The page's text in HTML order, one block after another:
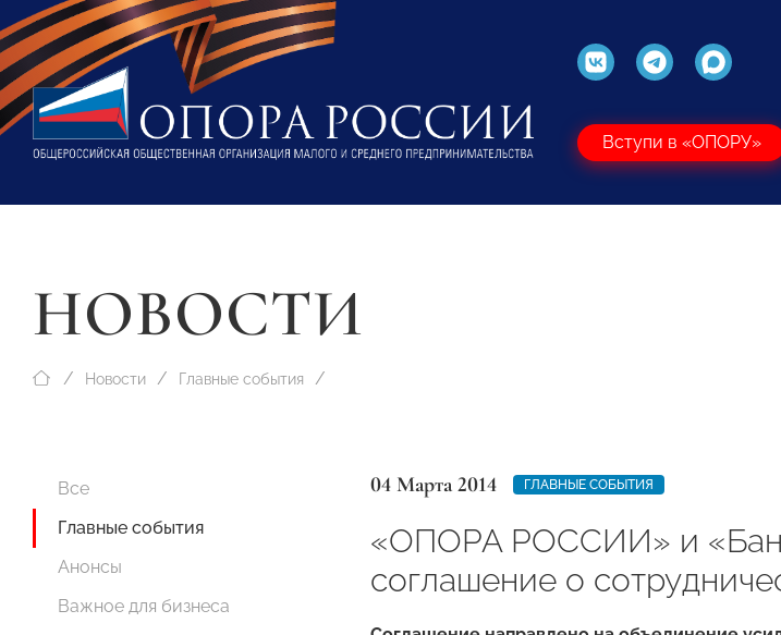
Вступи в «ОПОРУ»
НОВОСТИ
Новости Главные события
Все
Главные события
Анонсы
Важное для бизнеса
04 Марта 2014 ГЛАВНЫЕ СОБЫТИЯ
«ОПОРА РОССИИ» и
соглашение о